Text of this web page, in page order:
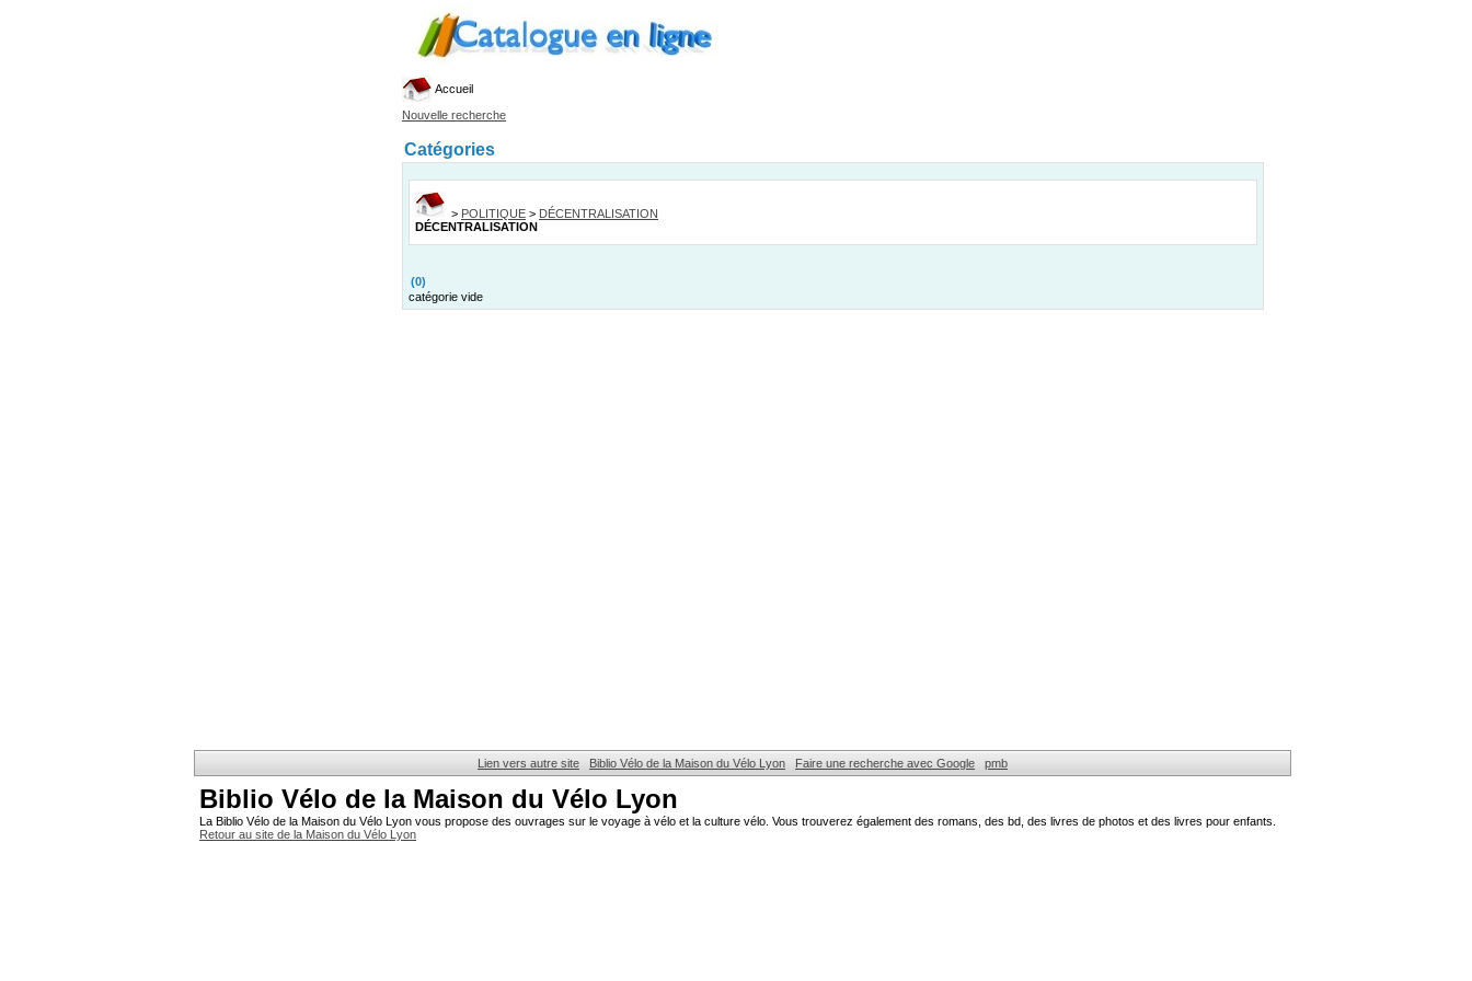
Accueil
Nouvelle recherche
Catégories
> POLITIQUE > DÉCENTRALISATION
DÉCENTRALISATION
(0)
catégorie vide
Lien vers autre site Biblio Vélo de la Maison du Vélo Lyon Faire une recherche avec Google pmb
Biblio Vélo de la Maison du Vélo Lyon
La Biblio Vélo de la Maison du Vélo Lyon vous propose des ouvrages sur le voyage à vélo et la culture vélo. Vous trouverez également des romans, des bd, des livres de photos et des livres pour enfants.
Retour au site de la Maison du Vélo Lyon